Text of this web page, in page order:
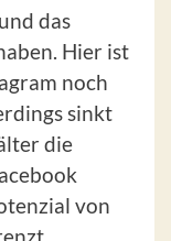
das
Hier ist
noch
sinkt
die
von